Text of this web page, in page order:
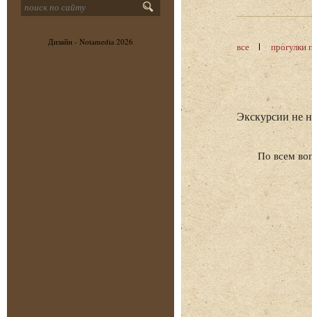
Дизайн - Notamedia 2026 все прогулки
Экскурсии не
По всем